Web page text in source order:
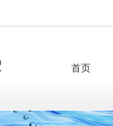
首页